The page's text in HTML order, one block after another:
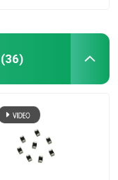
(36)